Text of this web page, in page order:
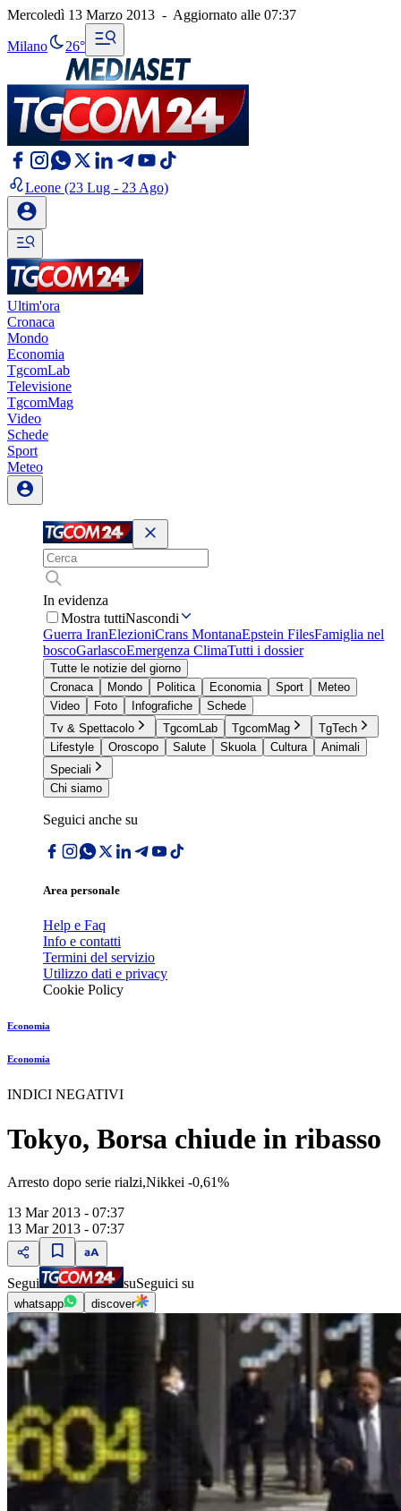
Mercoledì 13 Marzo 2013 - Aggiornato alle 07:37
Milano 26°
Leone (23 Lug - 23 Ago)
Ultim'ora
Cronaca
Mondo
Economia
TgcomLab
Televisione
TgcomMag
Video
Schede
Sport
Meteo
In evidenza
Mostra tuttiNascondi
Guerra IranElezioniCrans MontanaEpstein FilesFamiglia nel
boscoGarlascoEmergenza ClimaTutti i dossier
Tutte le notizie del giorno
Cronaca
Mondo Politica Economia Sport
Meteo
Video
Foto Infografiche
Schede
Tv & Spettacolo
TgcomLab TgcomMag
TgTech
Lifestyle
Oroscopo Salute Skuola Cultura
Animali
Speciali
Chi siamo
Seguici anche su
Area personale
Help e Faq
Info e contatti
Termini del servizio
Utilizzo dati e privacy
Cookie Policy
Economia
Economia
INDICI NEGATIVI
Tokyo, Borsa chiude in ribasso
Arresto dopo serie rialzi,Nikkei -0,61%
13 Mar 2013 - 07:37
13 Mar 2013 - 07:37
Segui suSeguici su
whatsapp discover